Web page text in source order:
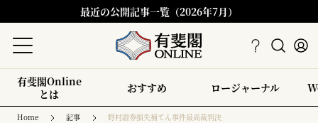
最近の公開記事一覧（2026年7月）
有斐閣Online
とは
おすすめ ロージャーナル
Home 記事 野村證券損失補てん事件最高裁判決